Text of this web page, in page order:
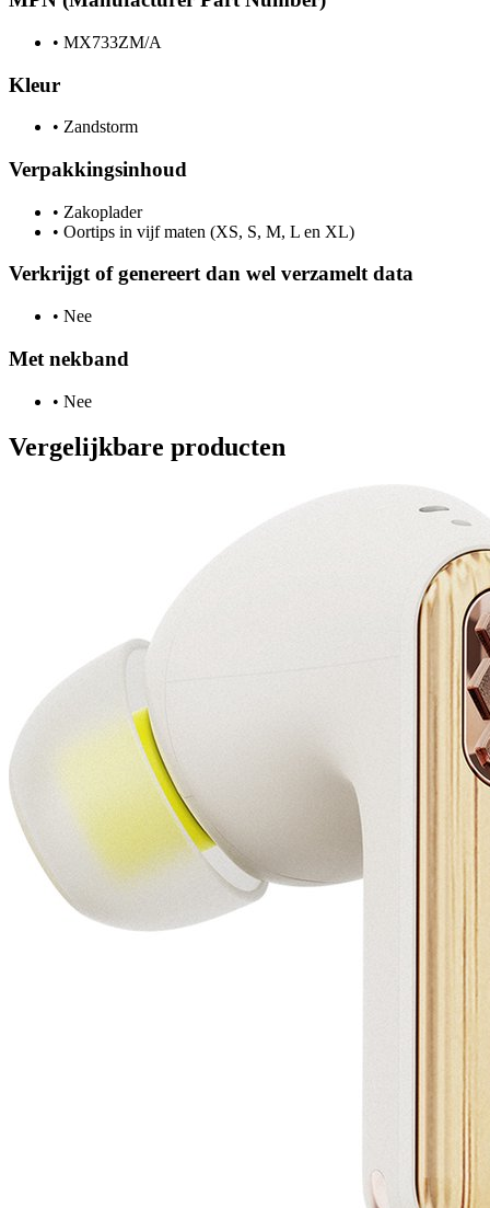
• MX733ZM/A
Kleur
• Zandstorm
Verpakkingsinhoud
• Zakoplader
• Oortips in vijf maten (XS, S, M, L en XL)
Verkrijgt of genereert dan wel verzamelt data
• Nee
Met nekband
• Nee
Vergelijkbare producten